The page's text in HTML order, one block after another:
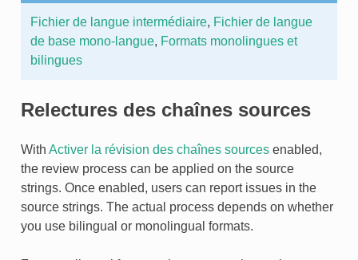
Fichier de langue intermédiaire, Fichier de langue
de base mono-langue, Formats monolingues et
bilingues
Relectures des chaînes sources
With Activer la révision des chaînes sourcesenabled,
the review process can be applied on the source
strings. Once enabled, users can report issues in the
source strings. The actual process depends on whether
you use bilingual or monolingual formats.